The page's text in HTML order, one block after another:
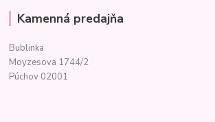
Kamenná predajňa
Bublinka
Moyzesova 1744/2
Púchov 02001